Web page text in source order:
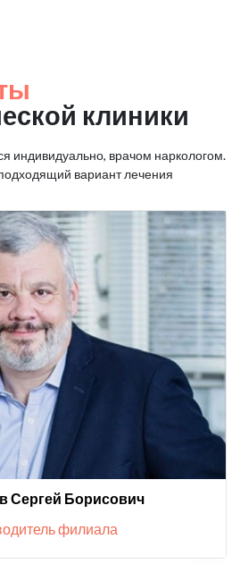
клиники
индивидуально, врачом наркологом.
вариант лечения
Сергей Борисович
филиала